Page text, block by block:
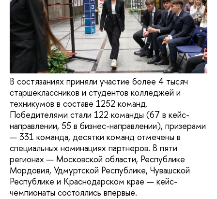
В состязаниях приняли участие более 4 тысяч
старшеклассников и студентов колледжей и
техникумов в составе 1252 команд.
Победителями стали 122 команды (67 в кейс-
направлении, 55 в бизнес-направлении), призерами
— 331 команда, десятки команд отмечены в
специальных номинациях партнеров. В пяти
регионах — Московской области, Республике
Мордовия, Удмуртской Республике, Чувашской
Республике и Краснодарском крае — кейс-
чемпионаты состоялись впервые.